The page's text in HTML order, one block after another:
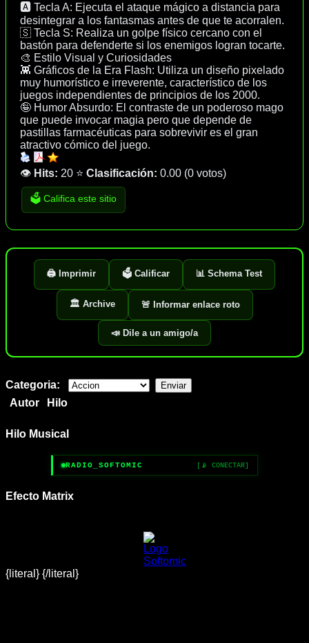
🅰️ Tecla A: Ejecuta el ataque mágico a distancia para
desintegrar a los fantasmas antes de que te acorralen.
🇸 Tecla S: Realiza un golpe físico cercano con el
bastón para defenderte si los enemigos logran tocarte.
🎨 Estilo Visual y Curiosidades
👾 Gráficos de la Era Flash: Utiliza un diseño pixelado
muy humorístico e irreverente, característico de los
juegos independientes de principios de los 2000.
🤪 Humor Absurdo: El contraste de un poderoso mago
que puede invocar magia pero que depende de
pastillas farmacéuticas para sobrevivir es el gran
atractivo cómico del juego.
👁️ Hits: 20 ⭐ Clasificación: 0.00 (0 votos)
🗳️ Califica este sitio
🖨️ Imprimir 🗳️ Calificar 📊 Schema Test
🏛️ Archive 🚨 Informar enlace roto
📣 Dile a un amigo/a
Categoria:
Autor
Hilo
Hilo Musical
RADIO_SOFTOMIC [📡 CONECTAR]
Efecto Matrix
{literal} {/literal}